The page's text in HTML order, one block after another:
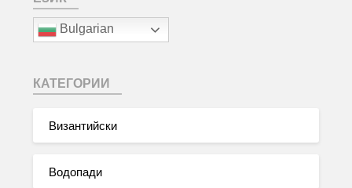
Bulgarian
КАТЕГОРИИ
Византийски
Водопади